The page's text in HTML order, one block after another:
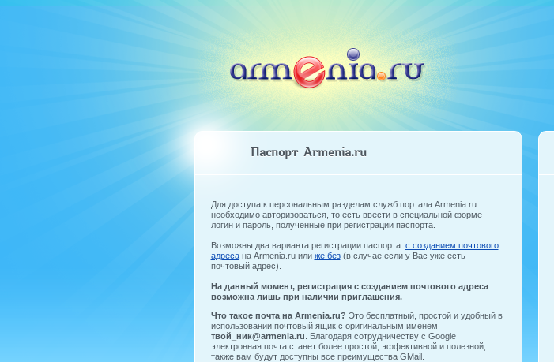
Паспорт Armenia.ru
Для доступа к персональным разделам служб портала Armenia.ru
необходимо авторизоваться, то есть ввести в специальной форме
логин и пароль, полученные при регистрации паспорта.
Возможны два варианта регистрации паспорта: с созданием почтового
адресана Armenia.ru или же без(в случае если у Вас уже есть
почтовый адрес).
На данный момент, регистрация с созданием почтового адреса
возможна лишь при наличии приглашения.
Что такое почта на Armenia.ru? Это бесплатный, простой и удобный в
использовании почтовый ящик с оригинальным именем
твой_ник@armenia.ru . Благодаря сотрудничеству с Google
электронная почта станет более простой, эффективной и полезной;
также вам будут доступны все преимущества GMail.